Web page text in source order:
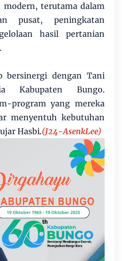
terutama dalam
pusat, peningkatan
hasil pertanian
bersinergi dengan Tani
Kabupaten Bungo.
program yang mereka
menyentuh kebutuhan
Hasbi.(J24-AsenkLee)